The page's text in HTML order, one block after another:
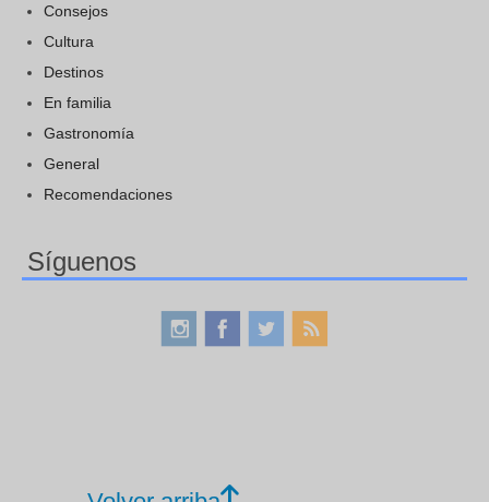
Consejos
Cultura
Destinos
En familia
Gastronomía
General
Recomendaciones
Síguenos